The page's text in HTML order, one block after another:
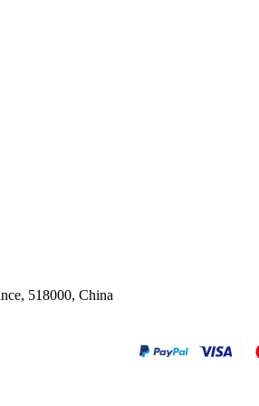
518000, China